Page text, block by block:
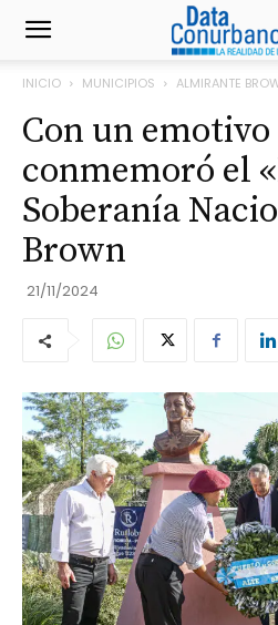
INICIO MUNICIPIOS ALMIRANTE
Con un emotivo
conmemoró el
Soberanía
Brown
21/11/2024